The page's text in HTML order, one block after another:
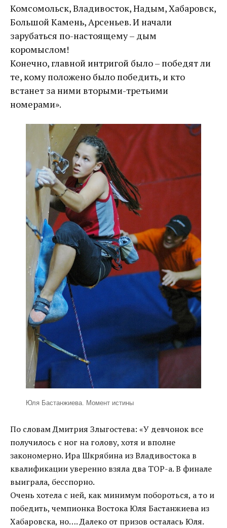
Комсомольск, Владивосток, Надым, Хабаровск,
Большой Камень, Арсеньев. И начали
зарубаться по-настоящему – дым
коромыслом!
Конечно, главной интригой было – победят ли
те, кому положено было победить, и кто
встанет за ними вторыми-третьими
номерами».
Юля Бастанжиева. Момент истины
По словам Дмитрия Злыгостева: «У девчонок все
получилось с ног на голову, хотя и вполне
закономерно. Ира Шкрябина из Владивостока в
квалификации уверенно взяла два ТОР-а. В финале
выиграла, бесспорно.
Очень хотела с ней, как минимум побороться, а то и
победить, чемпионка Востока Юля Бастанжиева из
Хабаровска, но…. Далеко от призов осталась Юля.